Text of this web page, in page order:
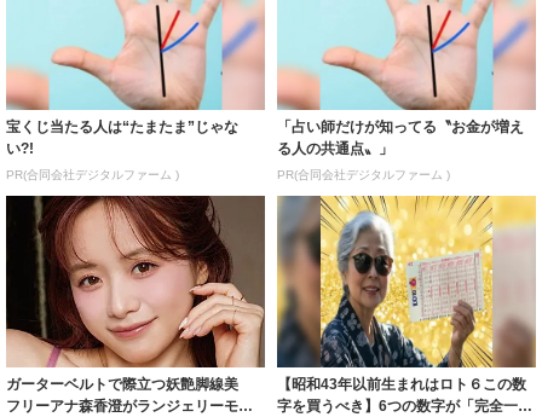
宝くじ当たる人は“たまたま”じゃな
い?!
PR(合同会社デジタルファーム )
「占い師だけが知ってる〝お金が増え
る人の共通点〟」
PR(合同会社デジタルファーム )
ガーターベルトで際立つ妖艶脚線美
フリーアナ森香澄がランジェリーモデ
【昭和43年以前生まれはロト６この数
字を買うべき】6つの数字が「完全一